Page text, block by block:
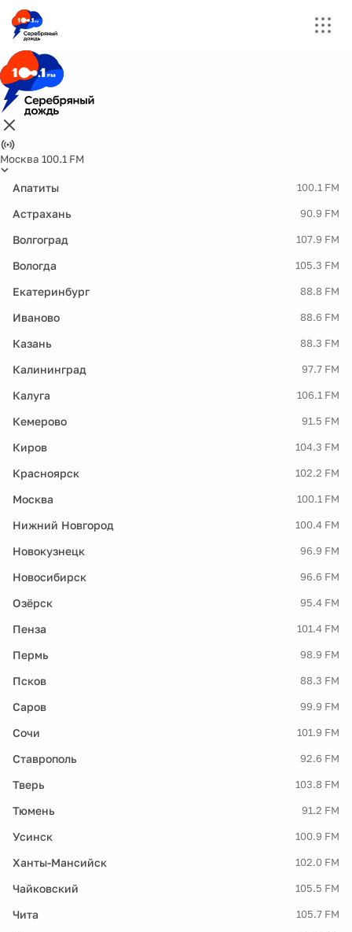
Москва 100.1 FM
Апатиты 100.1 FM
Астрахань 90.9 FM
Волгоград 107.9 FM
Вологда 105.3 FM
Екатеринбург 88.8 FM
Иваново 88.6 FM
Казань 88.3 FM
Калининград 97.7 FM
Калуга 106.1 FM
Кемерово 91.5 FM
Киров 104.3 FM
Красноярск 102.2 FM
Москва 100.1 FM
Нижний Новгород 100.4 FM
Новокузнецк 96.9 FM
Новосибирск 96.6 FM
Озёрск 95.4 FM
Пенза 101.4 FM
Пермь 98.9 FM
Псков 88.3 FM
Саров 99.9 FM
Сочи 101.9 FM
Ставрополь 92.6 FM
Тверь 103.8 FM
Тюмень 91.2 FM
Усинск 100.9 FM
Ханты-Мансийск 102.0 FM
Чайковский 105.5 FM
Чита 105.7 FM